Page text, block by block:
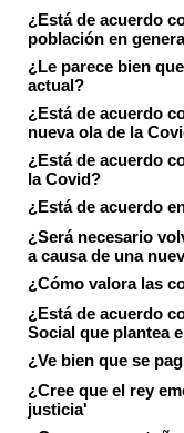
¿Está de acuerdo
población en
¿Le parece bien
actual?
¿Está de acuerdo
nueva ola de la
¿Está de acuerdo
la Covid?
¿Está de acuerdo
¿Será necesario
a causa de una
¿Cómo valora las
¿Está de acuerdo
Social que plantea
¿Ve bien que se
¿Cree que el rey
justicia'